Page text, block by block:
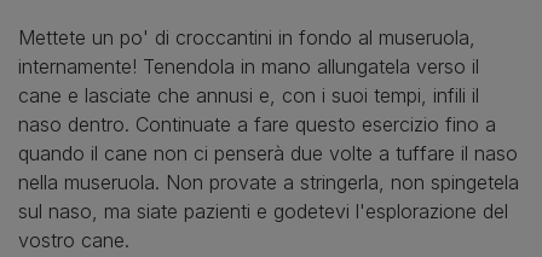
Mettete un po' di croccantini in fondo al museruola,
internamente! Tenendola in mano allungatela verso il
cane e lasciate che annusi e, con i suoi tempi, infili il
naso dentro. Continuate a fare questo esercizio fino a
quando il cane non ci penserà due volte a tuffare il naso
nella museruola. Non provate a stringerla, non spingetela
sul naso, ma siate pazienti e godetevi l'esplorazione del
vostro cane.